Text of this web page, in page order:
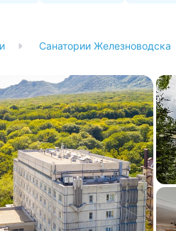
Санатории Железноводска